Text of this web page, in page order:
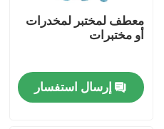
معطف لمختبر لمخدرات
أو مختبرات
إرسال استفسار